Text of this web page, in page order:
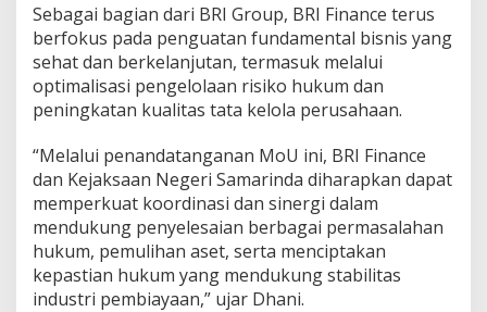
Sebagai bagian dari BRI Group, BRI Finance terus
berfokus pada penguatan fundamental bisnis yang
sehat dan berkelanjutan, termasuk melalui
optimalisasi pengelolaan risiko hukum dan
peningkatan kualitas tata kelola perusahaan.
“Melalui penandatanganan MoU ini, BRI Finance
dan Kejaksaan Negeri Samarinda diharapkan dapat
memperkuat koordinasi dan sinergi dalam
mendukung penyelesaian berbagai permasalahan
hukum, pemulihan aset, serta menciptakan
kepastian hukum yang mendukung stabilitas
industri pembiayaan,” ujar Dhani.